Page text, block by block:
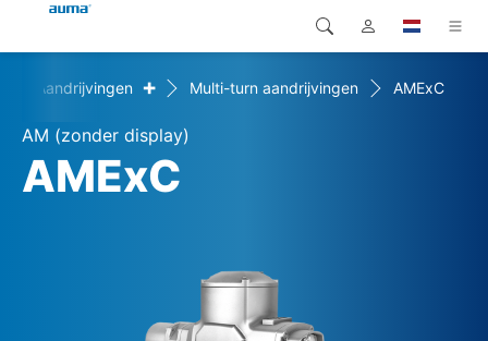
Producten
Oplossingen
Global
Europa
Noord-Amerika
Zoekopdracht
Aandrijvingen + Multi-turn aandrijvingen AMExC
AM (zonder display)
AMExC